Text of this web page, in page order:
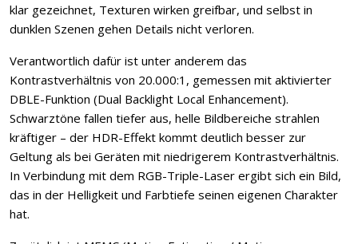
klar gezeichnet, Texturen wirken greifbar, und selbst in
dunklen Szenen gehen Details nicht verloren.
Verantwortlich dafür ist unter anderem das
Kontrastverhältnis von 20.000:1, gemessen mit aktivierter
DBLE-Funktion (Dual Backlight Local Enhancement).
Schwarztöne fallen tiefer aus, helle Bildbereiche strahlen
kräftiger – der HDR-Effekt kommt deutlich besser zur
Geltung als bei Geräten mit niedrigerem Kontrastverhältnis.
In Verbindung mit dem RGB-Triple-Laser ergibt sich ein Bild,
das in der Helligkeit und Farbtiefe seinen eigenen Charakter
hat.